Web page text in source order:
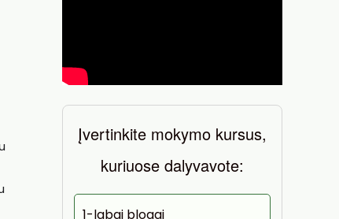
Įvertinkite mokymo kursus,
kuriuose dalyvavote:
1-labai blogai